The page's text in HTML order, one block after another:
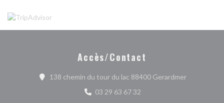
Accès/Contact
138 chemin du tour du lac 88400 Gerardmer((ouvre une
03 29 63 67 32